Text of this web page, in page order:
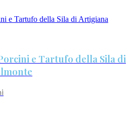
e Tartufo della Sila di